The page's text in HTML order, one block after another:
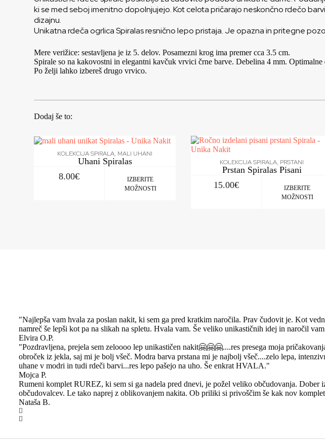
ki se med seboj imenitno dopolnjujejo. Kot celota pričarajo neskončno rdečo
dizajnu.
Unikatna rdeča ogrlica Spiralas resnično lepo pristaja. Je opazna in pritegne
Mere verižice: sestavljena je iz 5. delov. Posamezni krog ima premer cca 3.5 cm.
Spirale so na kakovostni in elegantni kavčuk vrvici črne barve. Debelina 4 mm.
Po želji lahko izbereš drugo vrvico.
Dodaj še to:
KOLEKCIJA SPIRALA, MALI UHANI
Uhani Spiralas
8.00€
IZBERITE
MOŽNOSTI
KOLEKCIJA SPIRALA, PRSTANI
Prstan Spiralas Pisani
15.00€
IZBERITE
MOŽNOSTI
"Najlepša vam hvala za poslan nakit, ki sem ga pred kratkim naročila. Prav čudovit je. Kot
namreč še lepši kot pa na slikah na spletu. Hvala vam. Še veliko unikastičnih idej in naročil
Elvira O.P.
"Pozdravljena, prejela sem zeloooo lep unikastičen nakit🤗🤗🤗....res presega moja
obroček iz jekla, saj mi je bolj všeč. Modra barva prstana mi je najbolj všeč....zelo lepa,
uhane v modri in tudi rdeči barvi...res lepo pašejo na uho. Še enkrat HVALA."
Mojca P.
Rumeni komplet RUREZ, ki sem si ga nadela pred dnevi, je požel veliko občudovanja.
občudovalcev. Le tako naprej z oblikovanjem nakita. Ob priliki si privoščim še kak nov
Nataša B.